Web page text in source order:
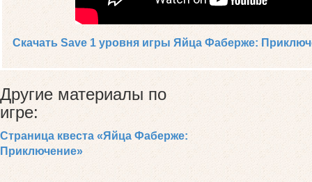
Скачать Save 1 уровня игры Яйца Фаберже:
Другие материалы по
игре:
Страница квеста «Яйца Фаберже:
Приключение»